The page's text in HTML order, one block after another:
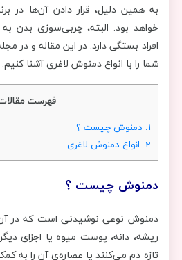
به همین دلیل، قرار دادن آن‌ها در
خواهد بود. البته، چربی‌سوزی بدن
افراد بستگی دارد. در این مقاله و در
شما را با انواع دمنوش لاغری آشنا کنیم.
فهرست
1. دمنوش چیست ؟
2. انواع دمنوش لاغری
دمنوش چیست ؟
دمنوش نوعی نوشیدنی است که در آن
ریشه، دانه، پوست میوه یا اجزای
تازه دم می‌کنند یا عصاره‌ی آن را به